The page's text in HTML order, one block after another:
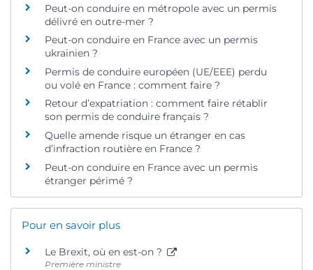
Peut-on conduire en métropole avec un permis
délivré en outre-mer ?
Peut-on conduire en France avec un permis
ukrainien ?
Permis de conduire européen (UE/EEE) perdu
ou volé en France : comment faire ?
Retour d’expatriation : comment faire rétablir
son permis de conduire français ?
Quelle amende risque un étranger en cas
d’infraction routière en France ?
Peut-on conduire en France avec un permis
étranger périmé ?
Pour en savoir plus
Le Brexit, où en est-on ?
Première ministre